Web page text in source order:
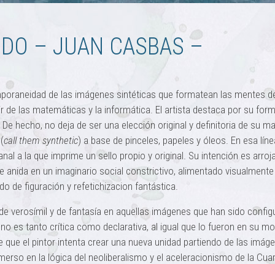
– JUAN CASBAS –
de las imágenes sintéticas que formatean las mentes
de las matemáticas y la informática. El artista destaca por su
hecho, no deja de ser una elección original y definitoria de su
call them synthetic) a base de pinceles, papeles y óleos. En esa
a la que imprime un sello propio y original. Su intención es
anida en un imaginario social constrictivo, alimentado
de figuración y refetichizacion fantástica.
verosímil y de fantasía en aquellas imágenes que han sido
es tanto crítica como declarativa, al igual que lo fueron en su
el pintor intenta crear una nueva unidad partiendo de las
en la lógica del neoliberalismo y el aceleracionismo de la